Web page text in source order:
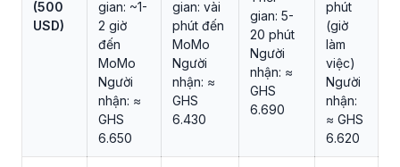
(500
USD)
gian: ~1-
2 giờ
đến
MoMo
Người
nhận: ≈
GHS
6.650
gian: vài
phút đến
MoMo
Người
nhận: ≈
GHS
6.430
gian: 5-
20 phút
Người
nhận: ≈
GHS
6.690
phút
(giờ
làm
việc)
Người
nhận:
≈ GHS
6.620